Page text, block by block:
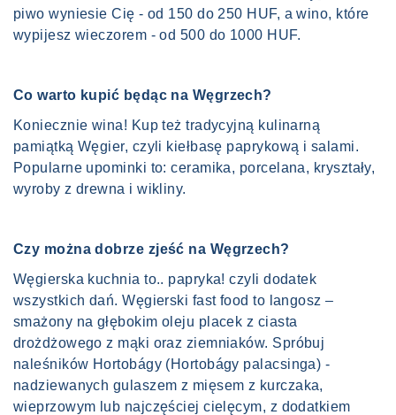
piwo wyniesie Cię - od 150 do 250 HUF, a wino, które
wypijesz wieczorem - od 500 do 1000 HUF.
Co warto kupić będąc na Węgrzech?
Koniecznie wina! Kup też tradycyjną kulinarną
pamiątką Węgier, czyli kiełbasę paprykową i salami.
Popularne upominki to: ceramika, porcelana, kryształy,
wyroby z drewna i wikliny.
Czy można dobrze zjeść na Węgrzech?
Węgierska kuchnia to.. papryka! czyli dodatek
wszystkich dań. Węgierski fast food to langosz –
smażony na głębokim oleju placek z ciasta
drożdżowego z mąki oraz ziemniaków. Spróbuj
naleśników Hortobágy (Hortobágy palacsinga) -
nadziewanych gulaszem z mięsem z kurczaka,
wieprzowym lub najczęściej cielęcym, z dodatkiem